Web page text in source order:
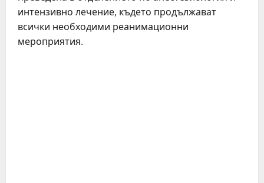
интензивно лечение, където продължават
всички необходими реанимационни
мероприятия.